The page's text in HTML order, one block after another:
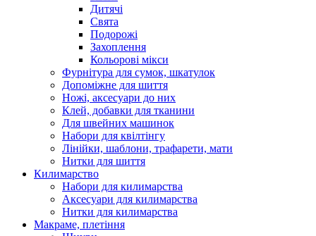
Дитячі
Свята
Подорожі
Захоплення
Кольорові мікси
Фурнітура для сумок, шкатулок
Допоміжне для шиття
Ножі, аксесуари до них
Клей, добавки для тканини
Для швейних машинок
Набори для квілтінгу
Лінійки, шаблони, трафарети, мати
Нитки для шиття
Килимарство
Набори для килимарства
Аксесуари для килимарства
Нитки для килимарства
Макраме, плетіння